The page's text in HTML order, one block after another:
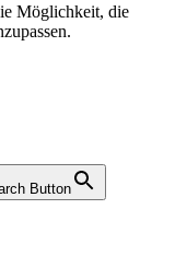
Möglichkeit, die
Button